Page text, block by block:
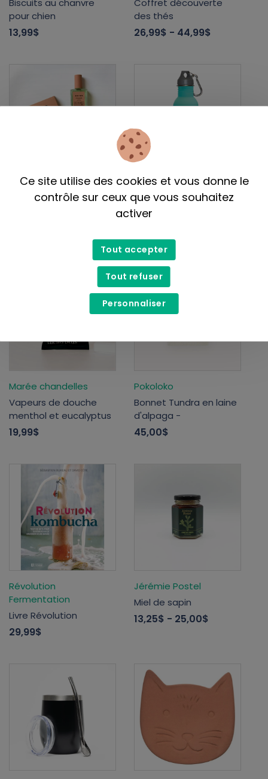
Biscuits au chanvre
pour chien
13,99$
Coffret découverte
des thés
26,99$ - 44,99$
BKIND
Coffret de vernis à
Native Preserve
Bouteille d'eau
18,99$
Marée chandelles
Vapeurs de douche
menthol et eucalyptus
19,99$
Pokoloko
Bonnet Tundra en laine
d'alpaga -
45,00$
Révolution
Fermentation
Livre Révolution
29,99$
Jérémie Postel
Miel de sapin
13,25$ - 25,00$
Ce site utilise des cookies et vous donne le
contrôle sur ceux que vous souhaitez
activer
Tout accepter
Tout refuser
Personnaliser